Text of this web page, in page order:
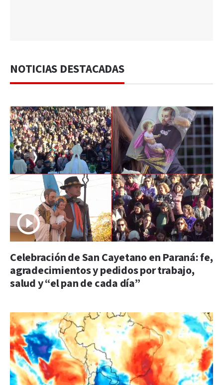
NOTICIAS DESTACADAS
Celebración de San Cayetano en Paraná: fe,
agradecimientos y pedidos por trabajo,
salud y “el pan de cada día”